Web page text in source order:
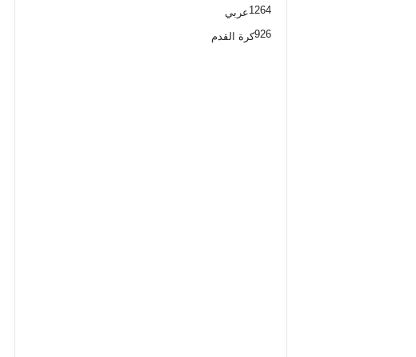
عربي1264
كرة القدم926